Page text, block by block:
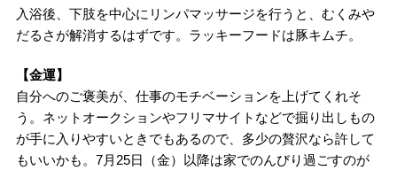
入浴後、下肢を中心にリンパマッサージを行うと、むくみや
だるさが解消するはずです。ラッキーフードは豚キムチ。
【金運】
自分へのご褒美が、仕事のモチベーションを上げてくれそ
う。ネットオークションやフリマサイトなどで掘り出しもの
が手に入りやすいときでもあるので、多少の贅沢なら許して
もいいかも。7月25日（金）以降は家でのんびり過ごすのが